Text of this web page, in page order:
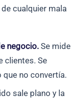
cualquier mala
negocio.Se mide
clientes. Se
no convertía.
sale plano y la